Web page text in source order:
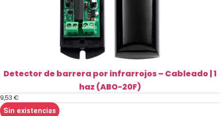
Detector de barrera por infrarrojos – Cableado | 1
haz (ABO-20F)
9,53 €
Sin existencias